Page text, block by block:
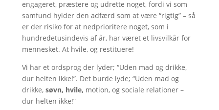
engageret, præstere og udrette noget, fordi vi som
samfund hylder den adfærd som at være “rigtig” – så
er der risiko for at nedprioritere noget, som i
hundredetusindevis af år, har været et livsvilkår for
mennesket. At hvile, og restituere!
Vi har et ordsprog der lyder; “Uden mad og drikke,
dur helten ikke!”. Det burde lyde; “Uden mad og
drikke, søvn, hvile, motion, og sociale relationer –
dur helten ikke!”